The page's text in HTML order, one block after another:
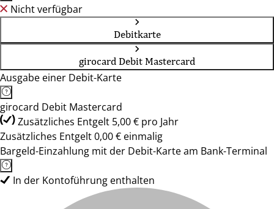
Nicht verfügbar
Debitkarte
girocard Debit Mastercard
Ausgabe einer Debit-Karte
girocard Debit Mastercard
Zusätzliches Entgelt 5,00 € pro Jahr
Zusätzliches Entgelt 0,00 € einmalig
Bargeld-Einzahlung mit der Debit-Karte am Bank-Terminal
In der Kontoführung enthalten